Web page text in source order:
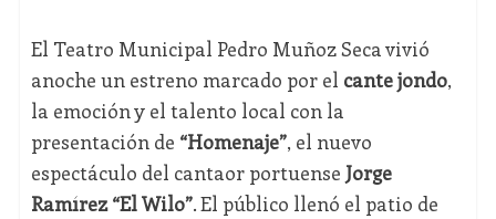
El Teatro Municipal Pedro Muñoz Seca vivió
anoche un estreno marcado por el cante jondo,
la emoción y el talento local con la
presentación de “Homenaje”, el nuevo
espectáculo del cantaor portuense Jorge
Ramírez “El Wilo”. El público llenó el patio de